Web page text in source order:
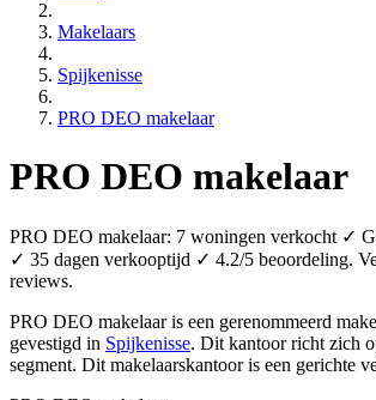
Makelaars
Spijkenisse
PRO DEO makelaar
PRO DEO makelaar
PRO DEO makelaar: 7 woningen verkocht ✓
✓ 35 dagen verkooptijd ✓ 4.2/5 beoordeling.
reviews.
PRO DEO makelaar is een gerenommeerd
gevestigd in Spijkenisse. Dit kantoor richt zich
segment. Dit makelaarskantoor is een gerichte